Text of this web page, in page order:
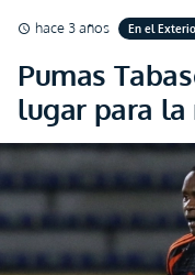
schedule hace 3 años En el
Pumas
lugar para la